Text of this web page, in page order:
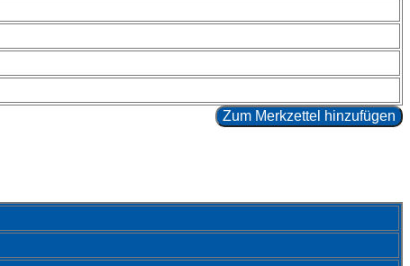
Zum Merkzettel hinzufügen